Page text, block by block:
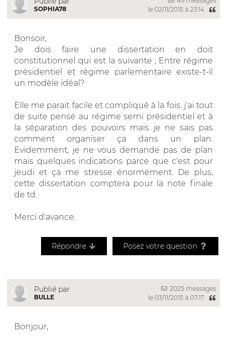
SOPHIA78
le 02/11/2015 à 23:14
Bonsoir,
Je dois faire une dissertation en doit
constitutionnel qui est la suivante ; Entre régime
présidentiel et régime parlementaire existe-t-il
un modèle idéal?
Elle me parait facile et compliqué à la fois. j'ai tout
de suite pensé au régime semi présidentiel et à
la séparation des pouvoirs mais je ne sais pas
comment organiser ça dans un plan.
Evidemment, je ne vous demande pas de plan
mais quelques indications parce que c'est pour
jeudi et ça me stresse énormément. De plus,
cette dissertation comptera pour la note finale
de td.
Merci d'avance.
Répondre Posez votre question
Publié par
BULLE
2025 messages
le 03/11/2015 à 07:17
Bonjour,